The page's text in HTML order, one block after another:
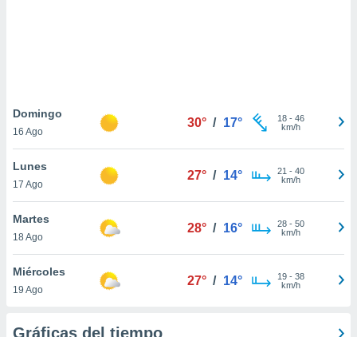
similares
como
sitio
de
traten tus
en
interés
su
Domingo
16 Ago
30° / 17° 18- 46
km/h
Lunes
17 Ago
27° / 14° 21 - 40
km/h
Martes
18 Ago
28° / 16° 28- 50
km/h
Miércoles
19 Ago
27° / 14° 19- 38
km/h
Gráficas del tiempo